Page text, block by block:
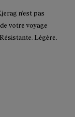
n’est pas
votre voyage
Légère.